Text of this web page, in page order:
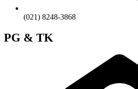
(021) 8248-3868
PG & TK